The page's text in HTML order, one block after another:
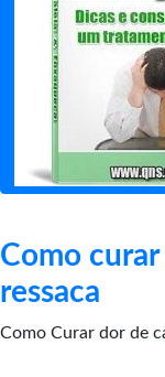
Como
ressaca
Como Curar dor de